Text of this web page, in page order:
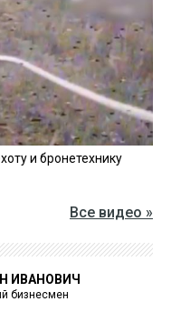
и бронетехнику
Все видео »
ИВАНОВИЧ
бизнесмен